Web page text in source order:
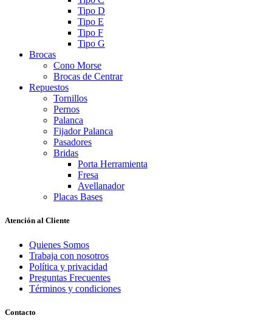
Tipo D
Tipo E
Tipo F
Tipo G
Brocas
Cono Morse
Brocas de Centrar
Repuestos
Tornillos
Pernos
Palanca
Fijador Palanca
Pasadores
Bridas
Porta Herramienta
Fresa
Avellanador
Placas Bases
Atención al Cliente
Quienes Somos
Trabaja con nosotros
Política y privacidad
Preguntas Frecuentes
Términos y condiciones
Contacto